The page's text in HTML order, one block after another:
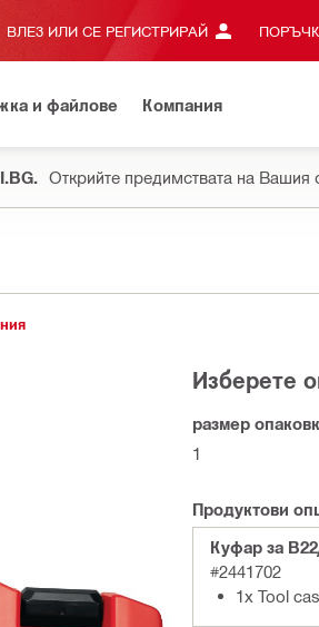
ВЛЕЗ ИЛИ СЕ РЕГИСТРИРАЙ
и файлове Компания
Открийте предимствата на Вашия
Изберете
размер
1
Продуктови
Куфар за
#2441702
1x Tool